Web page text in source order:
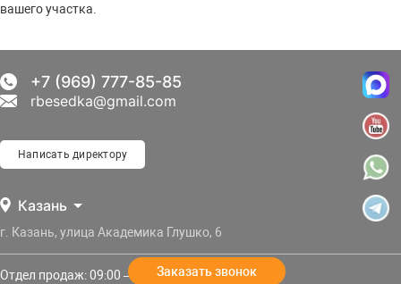
вашего участка.
Казань
г. Казань, улица Академика Глушко, 6
Отдел продаж: 09:00 — 21:00
Написать директору
+7 (969) 777-85-85
rbesedka@gmail.com
Заказать звонок